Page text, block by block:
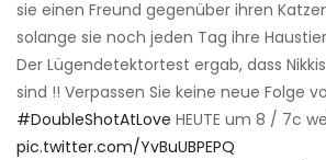
sie einen Freund gegenüber ihren
solange sie noch jeden Tag ihre
Der Lügendetektortest ergab, dass
sind !! Verpassen Sie keine neue Folge
#DoubleShotAtLove HEUTE um 8 / 7c
pic.twitter.com/YvBuUBPEPQ